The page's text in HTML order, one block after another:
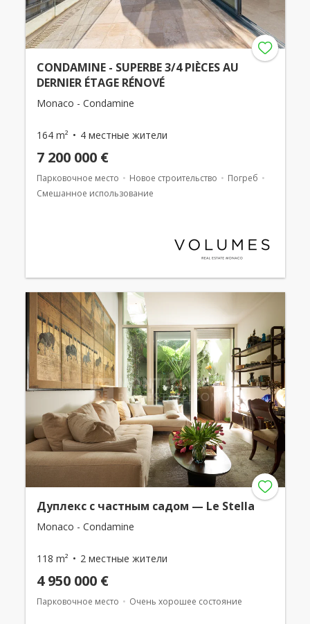
CONDAMINE - SUPERBE 3/4 PIÈCES AU
DERNIER ÉTAGE RÉNOVÉ
Monaco - Condamine
164 m² 4 местные жители
7 200 000 €
Парковочное место Новое строительство
Погреб
Смешанное использование
Дуплекс с частным садом — Le Stella
Monaco - Condamine
118 m² 2 местные жители
4 950 000 €
Парковочное место Очень хорошее состояние